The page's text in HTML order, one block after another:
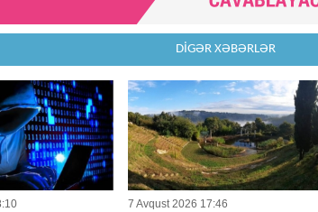
DİGƏR XƏBƏRLƏR
7 Avqust 2026 17:46